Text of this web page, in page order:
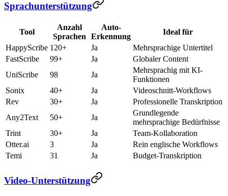
Sprachunterstützung
Tool
Anzahl
Sprachen
Auto-
Erkennung
Ideal für
HappyScribe 120+ Ja
Mehrsprachige Untertitel
FastScribe
99+ Ja
Globaler Content
UniScribe
98 Ja
Mehrsprachig mit KI-
Funktionen
Sonix
40+ Ja
Videoschnitt-Workflows
Rev
30+ Ja
Professionelle Transkription
Any2Text
50+ Ja
Grundlegende
mehrsprachige Bedürfnisse
Trint
30+ Ja
Team-Kollaboration
Otter.ai
3 Ja
Rein englische Workflows
Temi
31 Ja Budget-Transkription
Video-Unterstützung